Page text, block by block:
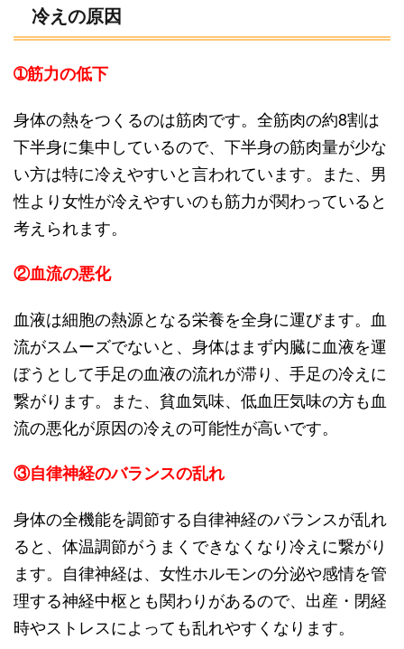
冷えの原因
➀筋力の低下
身体の熱をつくるのは筋肉です。全筋肉の約8割は
下半身に集中しているので、下半身の筋肉量が少な
い方は特に冷えやすいと言われています。また、男
性より女性が冷えやすいのも筋力が関わっていると
考えられます。
②血流の悪化
血液は細胞の熱源となる栄養を全身に運びます。血
流がスムーズでないと、身体はまず内臓に血液を運
ぼうとして手足の血液の流れが滞り、手足の冷えに
繋がります。また、貧血気味、低血圧気味の方も血
流の悪化が原因の冷えの可能性が高いです。
③自律神経のバランスの乱れ
身体の全機能を調節する自律神経のバランスが乱れ
ると、体温調節がうまくできなくなり冷えに繋がり
ます。自律神経は、女性ホルモンの分泌や感情を管
理する神経中枢とも関わりがあるので、出産・閉経
時やストレスによっても乱れやすくなります。